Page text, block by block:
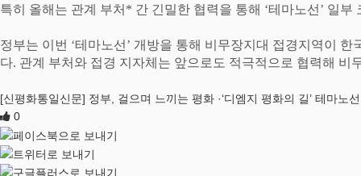
특히 올해는 관계 부처 * 간 긴밀한 협력을 통해 ‘테마노선 ’ 일부
정부는 이번 ‘테마노선 ’ 개방을 통해 비무장지대 접경지역이 한
다. 관계 부처와 접경 지자체는 앞으로도 적극적으로 협력해
[신평화통일신문] 정부, 걸으며 느끼는 평화 ·‘디엠지 평화의 길’ 테마노
0